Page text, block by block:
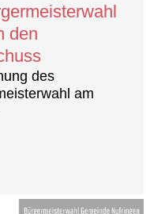
den
des
am